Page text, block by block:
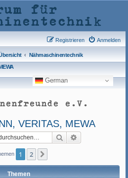
für
Anmelden
Registrieren
Nähmaschinentechnik
German
e.V.
VERITAS, MEWA
Suche
1 2
Themen